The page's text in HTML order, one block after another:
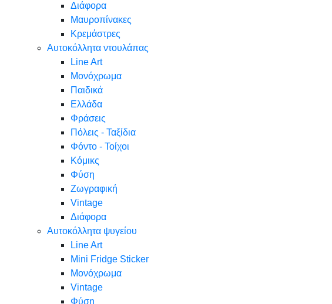
Διάφορα
Μαυροπίνακες
Κρεμάστρες
Αυτοκόλλητα ντουλάπας
Line Art
Μονόχρωμα
Παιδικά
Ελλάδα
Φράσεις
Πόλεις - Ταξίδια
Φόντο - Τοίχοι
Κόμικς
Φύση
Ζωγραφική
Vintage
Διάφορα
Αυτοκόλλητα ψυγείου
Line Art
Mini Fridge Sticker
Μονόχρωμα
Vintage
Φύση